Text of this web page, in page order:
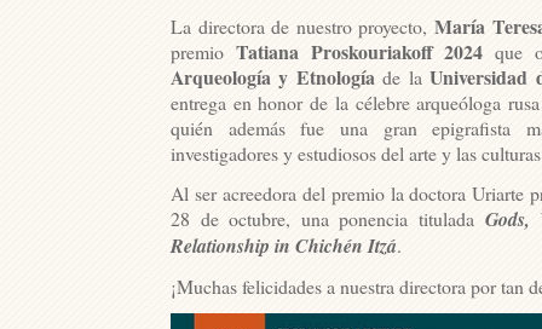
La directora de nuestro proyecto, María
premio Tatiana Proskouriakoff 2024 que
Arqueología y Etnología de laUniversidad
entrega en honor de la célebre arqueóloga
quién además fue una gran epigrafista
investigadores y estudiosos del arte y las
Al ser acreedora del premio la doctora Uriarte
28 de octubre, una ponencia titulada
Relationship in Chichén Itzá.
¡Muchas felicidades a nuestra directora por tan